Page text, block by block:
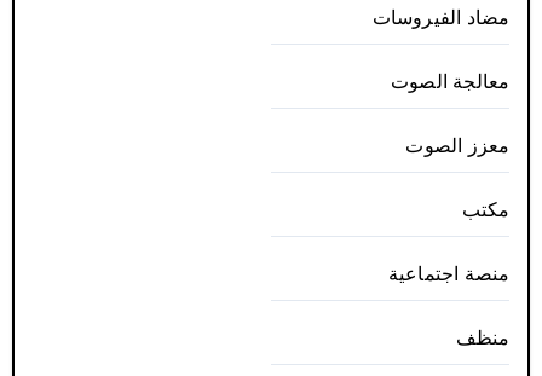
مضاد الفيروسات
معالجة الصوت
معزز الصوت
مكتب
منصة اجتماعية
منظف